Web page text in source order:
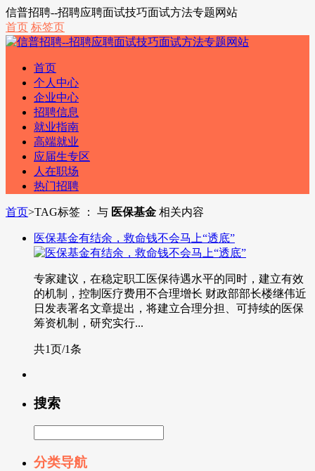
信普招聘--招聘应聘面试技巧面试方法专题网站
首页 标签页
首页
个人中心
企业中心
招聘信息
就业指南
高端就业
应届生专区
人在职场
热门招聘
首页>TAG标签 ： 与 医保基金 相关内容
医保基金有结余，救命钱不会马上“透底”
专家建议，在稳定职工医保待遇水平的同时，建立有效
的机制，控制医疗费用不合理增长 财政部部长楼继伟近
日发表署名文章提出，将建立合理分担、可持续的医保
筹资机制，研究实行...
共1页/1条
搜索
分类导航